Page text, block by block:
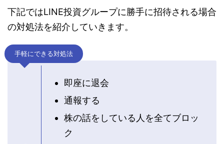
下記ではLINE投資グループに勝手に招待される場合
の対処法を紹介していきます。
手軽にできる対処法
即座に退会
通報する
株の話をしている人を全てブロッ
ク